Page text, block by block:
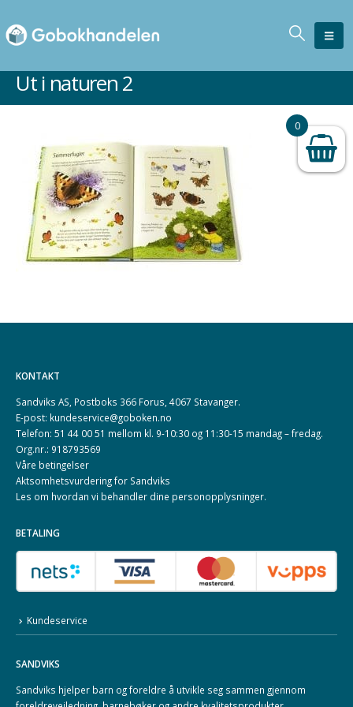
Ut i naturen 2
KONTAKT
Sandviks AS, Postboks 366 Forus, 4067 Stavanger.
E-post: kundeservice@goboken.no
Telefon: 51 44 00 51 mellom kl. 9-10:30 og 11:30-15 mandag – fredag.
Org.nr.: 918793569
Våre betingelser
Aktsomhetsvurdering for Sandviks
Les om hvordan vi behandler dine personopplysninger.
BETALING
Kundeservice
SANDVIKS
Sandviks hjelper barn og foreldre å utvikle seg sammen gjennom
0